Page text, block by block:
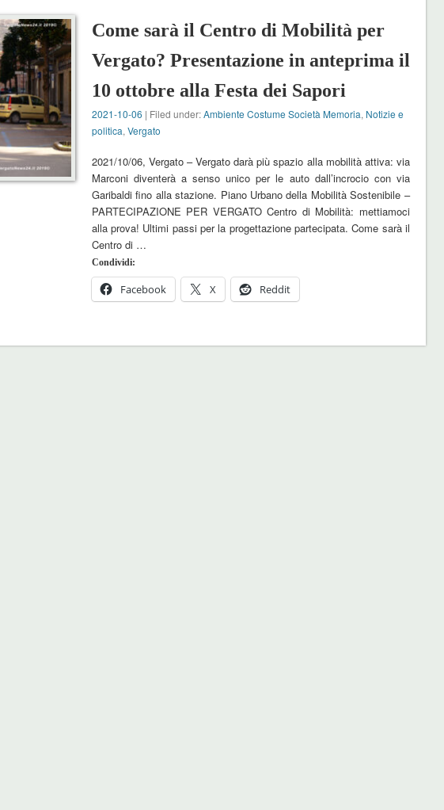
Come sarà il Centro di Mobilità per
Vergato? Presentazione in anteprima il
10 ottobre alla Festa dei Sapori
2021-10-06 | Filed under:Ambiente Costume Società Memoria, Notizie e
politica, Vergato
2021/10/06, Vergato – Vergato darà più spazio alla mobilità attiva: via
Marconi diventerà a senso unico per le auto dall’incrocio con via
Garibaldi fino alla stazione. Piano Urbano della Mobilità Sostenibile –
PARTECIPAZIONE PER VERGATO Centro di Mobilità: mettiamoci
alla prova! Ultimi passi per la progettazione partecipata. Come sarà il
Centro di …
Condividi:
Facebook X Reddit